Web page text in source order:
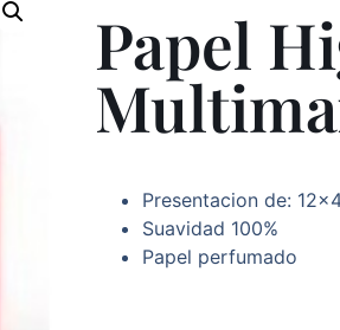
Papel
Presentacion de:
Suavidad 100%
Papel perfumado